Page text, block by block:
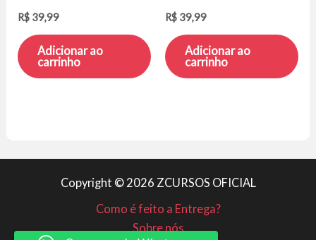
FiberSchool
R$ 39,99
Adicionar ao
carrinho
R$ 39,99
Adicionar ao
carrinho
Copyright © 2026 ZCURSOS OFICIAL
Como é feito a Entrega?
Sobre nós